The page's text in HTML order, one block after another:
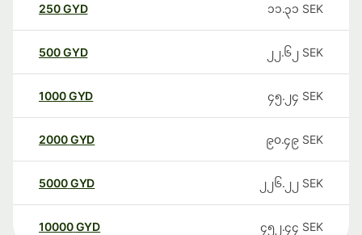
250GYD ၁၁.၃၁ SEK
500GYD ၂၂.၆၂ SEK
1000GYD ၄၅.၂၄ SEK
2000GYD ၉၀.၄၉ SEK
5000GYD ၂၂၆.၂၂ SEK
10000 GYD ၄၅၂.၄၄ SEK